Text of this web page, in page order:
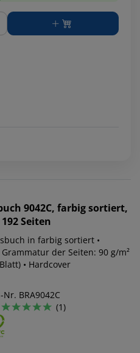
9042C, farbig sortiert,
Seiten
in farbig sortiert •
der Seiten: 90 g/m²
• Seitenanzahl: 192 Seiten (96 Blatt) • Hardcover
Nr. BRA9042C
(1)